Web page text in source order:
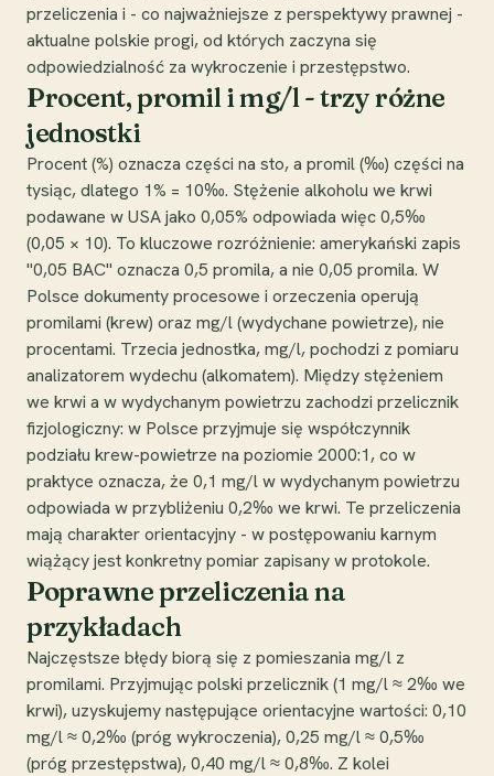
przeliczenia i - co najważniejsze z perspektywy prawnej -
aktualne polskie progi, od których zaczyna się
odpowiedzialność za wykroczenie i przestępstwo.
Procent, promil i mg/l - trzy różne
jednostki
Procent (%) oznacza części na sto, a promil (‰) części na
tysiąc, dlatego 1% = 10‰. Stężenie alkoholu we krwi
podawane w USA jako 0,05% odpowiada więc 0,5‰
(0,05 × 10). To kluczowe rozróżnienie: amerykański zapis
"0,05 BAC" oznacza 0,5 promila, a nie 0,05 promila. W
Polsce dokumenty procesowe i orzeczenia operują
promilami (krew) oraz mg/l (wydychane powietrze), nie
procentami. Trzecia jednostka, mg/l, pochodzi z pomiaru
analizatorem wydechu (alkomatem). Między stężeniem
we krwi a w wydychanym powietrzu zachodzi przelicznik
fizjologiczny: w Polsce przyjmuje się współczynnik
podziału krew-powietrze na poziomie 2000:1, co w
praktyce oznacza, że 0,1 mg/l w wydychanym powietrzu
odpowiada w przybliżeniu 0,2‰ we krwi. Te przeliczenia
mają charakter orientacyjny - w postępowaniu karnym
wiążący jest konkretny pomiar zapisany w protokole.
Poprawne przeliczenia na
przykładach
Najczęstsze błędy biorą się z pomieszania mg/l z
promilami. Przyjmując polski przelicznik (1 mg/l ≈ 2‰ we
krwi), uzyskujemy następujące orientacyjne wartości: 0,10
mg/l ≈ 0,2‰ (próg wykroczenia), 0,25 mg/l ≈ 0,5‰
(próg przestępstwa), 0,40 mg/l ≈ 0,8‰. Z kolei